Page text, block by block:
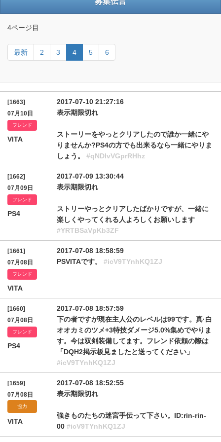
4ページ目
最新 2 3 4 5 6
[1663]
07月10日
フレンド
VITA
2017-07-10 21:27:16
表示期限切れ
ストーリーをやっとクリアしたので誰か一緒にや
りませんか?PS4の方でも出来るなら一緒にやりま
しょう。 #qNDlvVGprRHhz
[1662]
07月09日
フレンド
PS4
2017-07-09 13:30:44
表示期限切れ
ストリーやっとクリアしたばかりですが、一緒に
楽しくやってくれる人よろしくお願いします
#YRTBSaVpKb3ZF
[1661]
07月08日
フレンド
VITA
2017-07-08 18:58:59
PSVITAです。 #icV9TYnhKQ1ZJ
[1660]
07月08日
フレンド
PS4
2017-07-08 18:57:59
下の者ですが現在主人公のレベルは99です。真·白
オオカミのツメ+3特技ダメージ5.0%集めでやりま
す。今は双剣装備してます。フレンド依頼の際は
「DQH2掲示板見ましたと送ってください」
#icV9TYnhKQ1ZJ
[1659]
07月08日
協力
VITA
2017-07-08 18:52:55
表示期限切れ
強きものたちの迷宮手伝って下さい。ID:rin-rin-
00 #icV9TYnhKQ1ZJ